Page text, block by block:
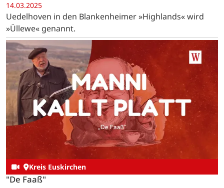
14.03.2025
Uedelhoven in den Blankenheimer »Highlands« wird
»Üllewe« genannt.
Kreis Euskirchen
"De Faaß"